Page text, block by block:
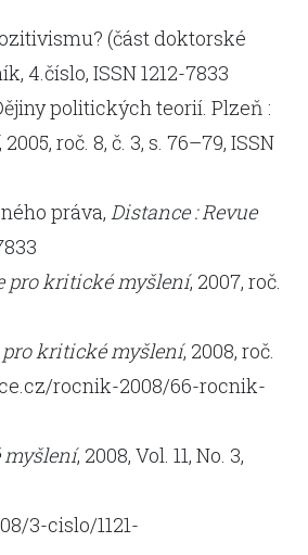
(část doktorské
4.číslo, ISSN 1212-7833
politických teorií. Plzeň :
, 2005, roč. 8, č. 3, s. 76–79, ISSN
práva, Distance : Revue
pro kritické myšlení, 2007, roč.
pro kritické myšlení, 2008, roč.
rocnik-2008/66-rocnik-
myšlení, 2008, Vol. 11, No. 3,
3-cislo/1121-